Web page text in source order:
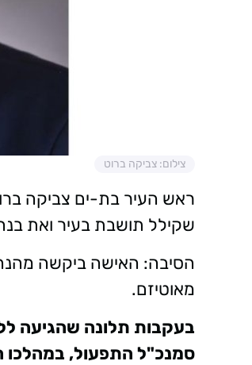
צילום: צביקה ברוט
ראש העיר בת-ים צביקה
שקילל תושבת בעיר ואת
הסיבה: האישה ביקשה
מאוטיזם.
בעקבות תלונה שהגיעה
סמנכ"ל התפעול, במהלכו